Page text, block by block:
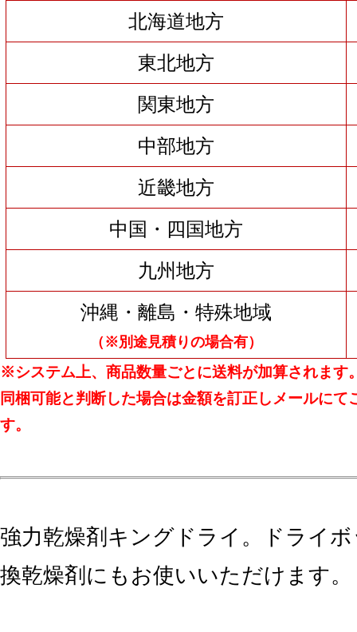
北海道地方
東北地方
関東地方
中部地方
近畿地方
中国・四国地方
九州地方
沖縄・離島・特殊地域
（※別途見積りの場合有）
※システム上、商品数量ごとに送料が加算されます
同梱可能と判断した場合は金額を訂正しメールにて
す。
強力乾燥剤キングドライ。ドライ
換乾燥剤にもお使いいただけます。